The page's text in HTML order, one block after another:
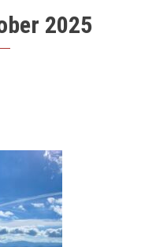
2025